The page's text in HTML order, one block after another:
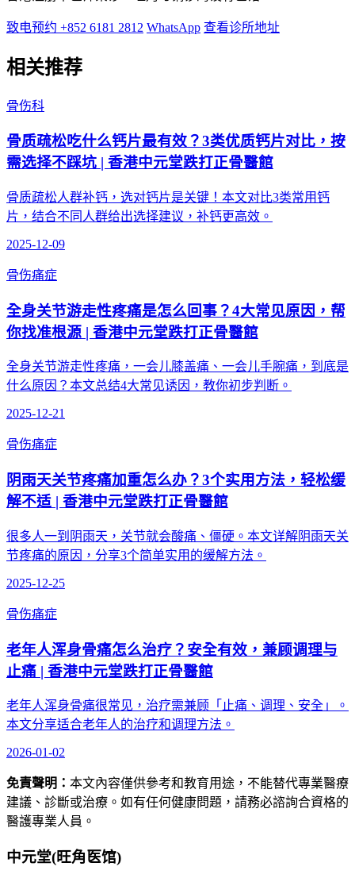
致电预约 +852 6181 2812 WhatsApp 查看诊所地址
相关推荐
骨伤科
骨质疏松吃什么钙片最有效？3类优质钙片对比，按
需选择不踩坑 | 香港中元堂跌打正骨醫館
骨质疏松人群补钙，选对钙片是关键！本文对比3类常用钙
片，结合不同人群给出选择建议，补钙更高效。
2025-12-09
骨伤痛症
全身关节游走性疼痛是怎么回事？4大常见原因，帮
你找准根源 | 香港中元堂跌打正骨醫館
全身关节游走性疼痛，一会儿膝盖痛、一会儿手腕痛，到底是
什么原因？本文总结4大常见诱因，教你初步判断。
2025-12-21
骨伤痛症
阴雨天关节疼痛加重怎么办？3个实用方法，轻松缓
解不适 | 香港中元堂跌打正骨醫館
很多人一到阴雨天，关节就会酸痛、僵硬。本文详解阴雨天关
节疼痛的原因，分享3个简单实用的缓解方法。
2025-12-25
骨伤痛症
老年人浑身骨痛怎么治疗？安全有效，兼顾调理与
止痛 | 香港中元堂跌打正骨醫館
老年人浑身骨痛很常见，治疗需兼顾「止痛、调理、安全」。
本文分享适合老年人的治疗和调理方法。
2026-01-02
免責聲明： 本文內容僅供參考和教育用途，不能替代專業醫療
建議、診斷或治療。如有任何健康問題，請務必諮詢合資格的
醫護專業人員。
中元堂(旺角医馆)